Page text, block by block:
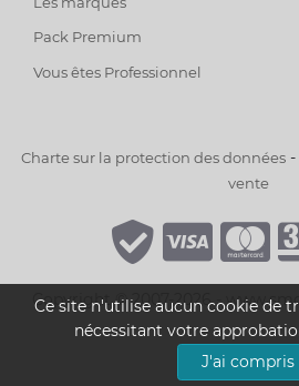
Pack Premium
Vous êtes Professionnel
Charte sur la protection des données-
vente
Copyright © 2007-2026 -
Ce site n'utilise aucun cookie de
nécessitant votre
J'ai compris